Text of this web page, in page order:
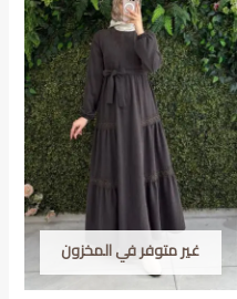
غير متوفر في المخزون